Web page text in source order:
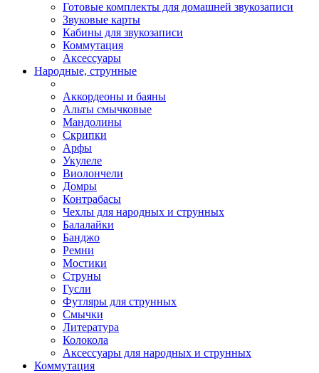
Готовые комплекты для домашней звукозаписи
Звуковые карты
Кабины для звукозаписи
Коммутация
Аксессуары
Народные, струнные
Аккордеоны и баяны
Альты смычковые
Мандолины
Скрипки
Арфы
Укулеле
Виолончели
Домры
Контрабасы
Чехлы для народных и струнных
Балалайки
Банджо
Ремни
Мостики
Струны
Гусли
Футляры для струнных
Смычки
Литература
Колокола
Аксессуары для народных и струнных
Коммутация